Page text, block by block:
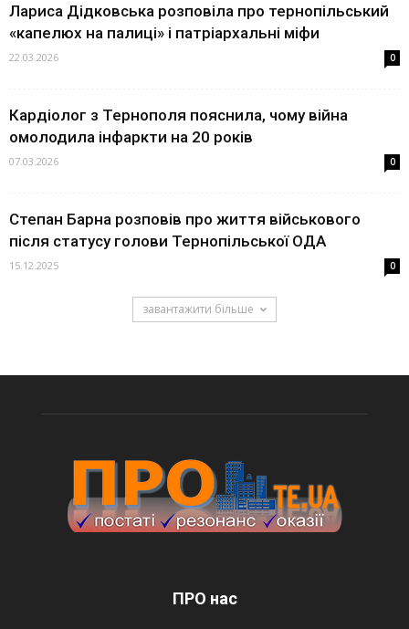
Лариса Дідковська розповіла про тернопільський
«капелюх на палиці» і патріархальні міфи
22.03.2026 0
Кардіолог з Тернополя пояснила, чому війна
омолодила інфаркти на 20 років
07.03.2026 0
Степан Барна розповів про життя військового
після статусу голови Тернопільської ОДА
15.12.2025 0
завантажити більше
ПРО нас